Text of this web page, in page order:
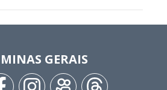
MINAS GERAIS